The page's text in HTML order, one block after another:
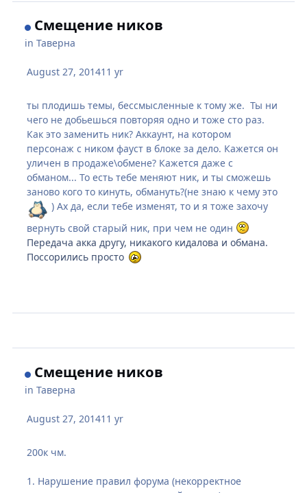
Смещение ников
inТаверна
August 27, 201411 yr
ты плодишь темы, бессмысленные к тому же. Ты ни
чего не добьешься повторяя одно и тоже сто раз.
Как это заменить ник? Аккаунт, на котором
персонаж с ником фауст в блоке за дело. Кажется он
уличен в продаже\обмене? Кажется даже с
обманом... То есть тебе меняют ник, и ты сможешь
заново кого то кинуть, обмануть?(не знаю к чему это
) Ах да, если тебе изменят, то и я тоже захочу
вернуть свой старый ник, при чем не один
Передача акка другу, никакого кидалова и обмана.
Поссорились просто
Смещение ников
inТаверна
August 27, 201411 yr
200к чм.
1. Нарушение правил форума (некорректное